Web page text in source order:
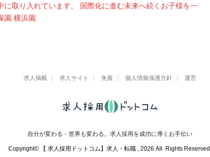
に取り入れています。 国際化に進む未来へ続くお子様を一
園 横浜園
求人掲載 求人サイト 免責 個人情報保護方針 運営
自分が変わる・世界も変わる。求人採用を成功に導くお手伝い
Copyright© 【 求人採用ドットコム】求人・転職 , 2026 All Rights Reserved.